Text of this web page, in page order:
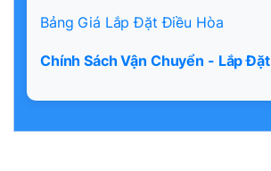
Bảng Giá Lắp Đặt Điều Hòa
Chính Sách Vận Chuyển - Lắp Đặt